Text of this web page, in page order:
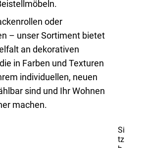
oder
– unser Sortiment bietet
an dekorativen
in Farben und Texturen
individuellen, neuen
sind und Ihr Wohnen
machen.
Si
tz